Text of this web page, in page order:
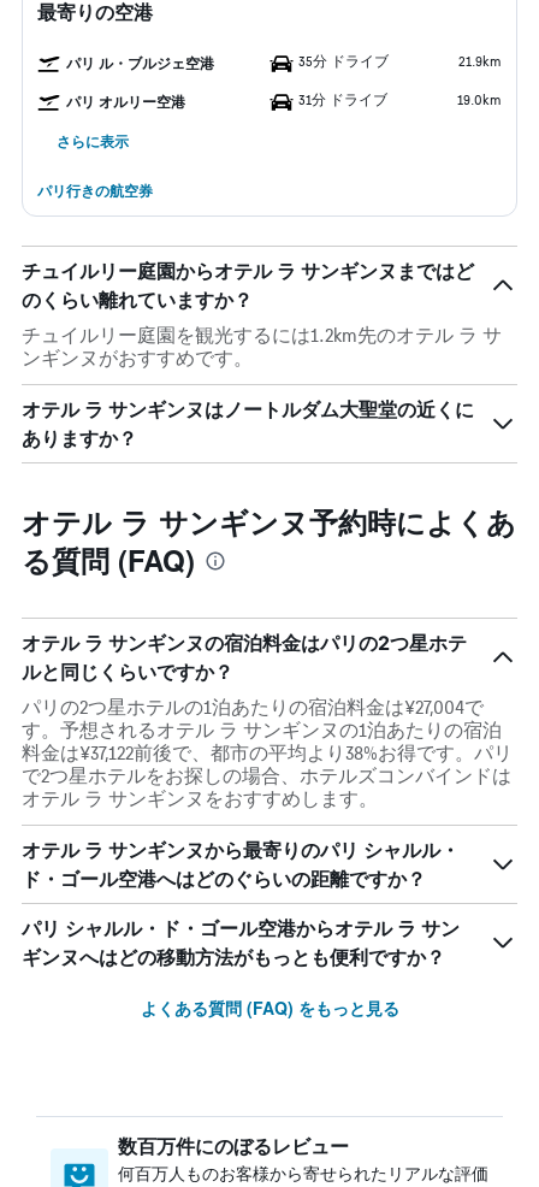
最寄りの空港
パリ ル・ブルジェ空港 35分 ドライブ 21.9km
パリ オルリー空港 31分 ドライブ 19.0km
さらに表示
パリ行きの航空券
チュイルリー庭園からオテル ラ サンギンヌまではど
のくらい離れていますか？
チュイルリー庭園を観光するには1.2km先のオテル ラ サ
ンギンヌがおすすめです。
オテル ラ サンギンヌはノートルダム大聖堂の近くに
ありますか？
オテル ラ サンギンヌ予約時によくあ
る質問 (FAQ)
オテル ラ サンギンヌの宿泊料金はパリの2つ星ホテ
ルと同じくらいですか？
パリの2つ星ホテルの1泊あたりの宿泊料金は¥27,004で
す。予想されるオテル ラ サンギンヌの1泊あたりの宿泊
料金は¥37,122前後で、都市の平均より38%お得です。パリ
で2つ星ホテルをお探しの場合、ホテルズコンバインドは
オテル ラ サンギンヌをおすすめします。
オテル ラ サンギンヌから最寄りのパリ シャルル・
ド・ゴール空港へはどのぐらいの距離ですか？
パリ シャルル・ド・ゴール空港からオテル ラ サン
ギンヌへはどの移動方法がもっとも便利ですか？
よくある質問 (FAQ) をもっと見る
数百万件にのぼるレビュー
何百万人ものお客様から寄せられたリアルな評価